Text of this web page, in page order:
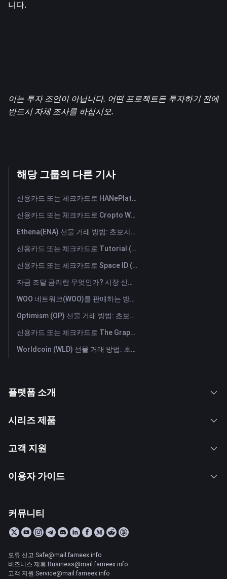
니다.
이는 투자 조언이 아닙니다. 어떤 프로젝트든 투자하기 전에
반드시 자체 조사를 하십시오.
해당 그룹의 다른 기사
신용카드 또는 체크카드로 HANePlatform (HANEP) 즉시 구매
신용카드 또는 체크카드로 Cropto Wheat Token (CROW) 즉시 구매
Ethena(ENA) 선물 거래 방법: 초보자를 위한 종합 가이드
신용카드 또는 체크카드로 Tutorial (TUT) 즉시 구매
신용카드 또는 체크카드로 Space ID (ID) 즉시 구매
자금 조달 금리란 무엇인가? 시장 신호와 자금 조달 금리의 일반적인 오용 사례 이해하기
WOO 네트워크(WOO)를 판매하는 방법은? | FameEX
Optimism (OP) 선물 거래 방법: 초보자를 위한 종합 가이드
신용카드 또는 체크카드로 The Graph (GRT) 즉시 구매
Worldcoin (WLD) 선물 거래 방법: 초보자를 위한 종합 가이드
플랫폼 소개
시리즈 제품
고객 지원
이용자 가이드
커뮤니티
오류 신고:Safe@mail.fameex.info
비즈니스 제휴:Business@mail.fameex.info
고객 지원:Service@mail.fameex.info